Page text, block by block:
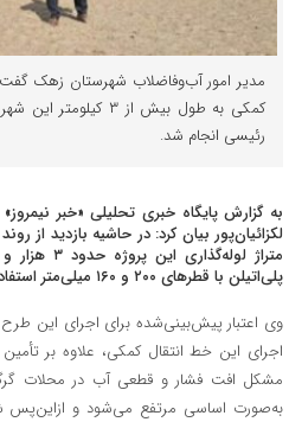
مدیر امور آب‌وفاضلاب شهرستان زهک
کمکی به طول بیش از ۳
رئیسی انجام شد.
به گزارش پایگاه خبری تحلیلی «خبر
لکزائیان‌پور بیان کرد: در حاشیه بازدید از
پلی‌اتیلن با قطرهای ۲۰۰ و ۱۶۰ میلی‌متر استفاده می‌شود.
اجرای این خط انتقال کمکی، علاوه بر
مشکل افت فشار و قطعی آب در محلات
به‌صورت اساسی مرتفع می‌شود و ازاین‌پس